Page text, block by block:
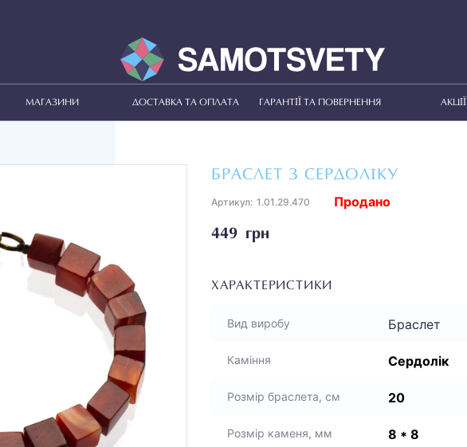
МАГАЗИНИ ДОСТАВКА ТА ОПЛАТА ГАРАНТІЇ ТА ПОВЕРНЕННЯ АКЦІЇ
БРАСЛЕТ З СЕРДОЛІКУ
Артикул: 1.01.29.470
449 грн
Продано
ХАРАКТЕРИСТИКИ
Вид виробу Браслет
Каміння Сердолік
Розмір браслета, см 20
Розмір каменя, мм 8 * 8